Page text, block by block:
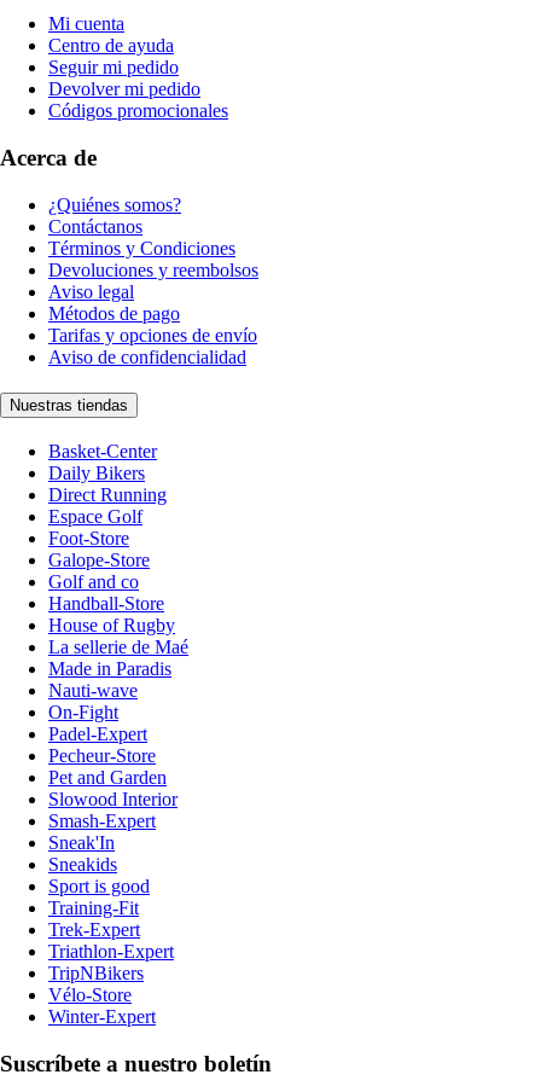
Mi cuenta
Centro de ayuda
Seguir mi pedido
Devolver mi pedido
Códigos promocionales
Acerca de
¿Quiénes somos?
Contáctanos
Términos y Condiciones
Devoluciones y reembolsos
Aviso legal
Métodos de pago
Tarifas y opciones de envío
Aviso de confidencialidad
Nuestras tiendas
Basket-Center
Daily Bikers
Direct Running
Espace Golf
Foot-Store
Galope-Store
Golf and co
Handball-Store
House of Rugby
La sellerie de Maé
Made in Paradis
Nauti-wave
On-Fight
Padel-Expert
Pecheur-Store
Pet and Garden
Slowood Interior
Smash-Expert
Sneak'In
Sneakids
Sport is good
Training-Fit
Trek-Expert
Triathlon-Expert
TripNBikers
Vélo-Store
Winter-Expert
Suscríbete a nuestro boletín